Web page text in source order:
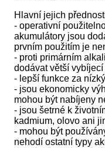
Hlavní jejich
- operativní
akumulátory jsou
prvním použitím je
- proti primárním
dodávat větší
- lepší funkce za
- jsou ekonomicky
mohou být nabíjeny
- jsou šetrné k
kadmium, olovo ani
- mohou být
nehodí ostatní typy